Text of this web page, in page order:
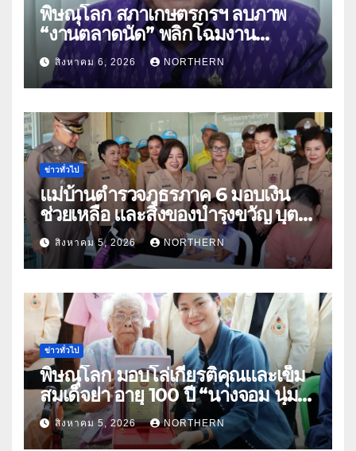
พิษณุโลก สภาเกษตรกรฯ ลบภาพ
“งานตลาดนัด” พลิกโฉมงาน
“เกษตรรุ่งเรืองเมืองสองแคว 69” มุ่ง
ประโยชน์เกษตรกร ดึงนวัตกรรม-จับ
คู่ธุรกิจดันสินค้าเกษตรสู่สากล (คลิป)
สิงหาคม 6, 2026 NORTHERN
ข่าวทั่วไป
แม่บ้านตำรวจภูธรภาค 6 มอบเงิน
ช่วยเหลือ และสิ่งของบำรุงขวัญ บุตร-
ธิดา ข้าราชการตำรวจจังหวัด
อุทัยธานี
สิงหาคม 5, 2026 NORTHERN
ข่าวทั่วไป
พิษณุโลก มอบโล่เกียรติคุณและเข็ม
สมเด็จย่า อายุ 100 ปี “นางจอม นุ่ม
เนตร” ตำบลบ้านกร่าง อำเภอเมือง
สิงหาคม 5, 2026 NORTHERN